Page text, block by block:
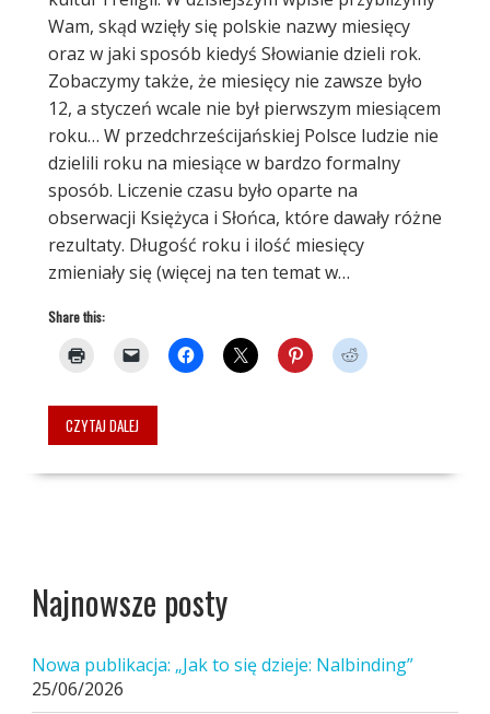
Wam, skąd wzięły się polskie nazwy miesięcy
oraz w jaki sposób kiedyś Słowianie dzieli rok.
Zobaczymy także, że miesięcy nie zawsze było
12, a styczeń wcale nie był pierwszym miesiącem
roku… W przedchrześcijańskiej Polsce ludzie nie
dzielili roku na miesiące w bardzo formalny
sposób. Liczenie czasu było oparte na
obserwacji Księżyca i Słońca, które dawały różne
rezultaty. Długość roku i ilość miesięcy
zmieniały się (więcej na ten temat w…
Share this:
CZYTAJ DALEJ
Najnowsze posty
Nowa publikacja: „Jak to się dzieje: Nalbinding”
25/06/2026